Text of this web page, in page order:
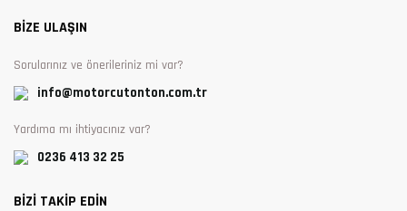
BİZE ULAŞIN
Sorularınız ve önerileriniz mi var?
info@motorcutonton.com.tr
Yardıma mı ihtiyacınız var?
0236 413 32 25
BİZİ TAKİP EDİN